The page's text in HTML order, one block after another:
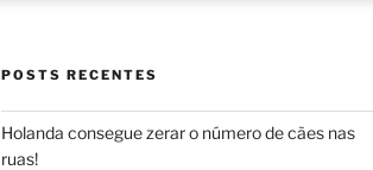
POSTS RECENTES
Holanda consegue zerar o número de cães nas
ruas!